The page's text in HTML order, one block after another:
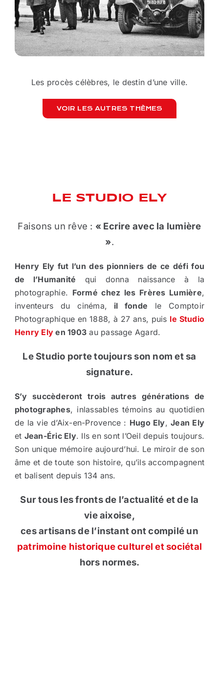
Les procès célèbres, le destin d’une ville.
VOIR LES AUTRES THÈMES
LE STUDIO ELY
Faisons un rêve : « Ecrire avec la lumière
».
Henry Ely fut l’un des pionniers de ce défi fou
de l’Humanité qui donna naissance à la
photographie. Formé chez les Frères Lumière,
inventeurs du cinéma, il fonde le Comptoir
Photographique en 1888, à 27 ans, puis le Studio
Henry Ely en 1903 au passage Agard.
Le Studio porte toujours son nom et sa
signature.
S’y succèderont trois autres générations de
photographes, inlassables témoins au quotidien
de la vie d’Aix-en-Provence : Hugo Ely,Jean Ely
et Jean-Éric Ely. Ils en sont l’Oeil depuis toujours.
Son unique mémoire aujourd’hui. Le miroir de son
âme et de toute son histoire, qu’ils accompagnent
et balisent depuis 134 ans.
Sur tous les fronts de l’actualité et de la
vie aixoise,
ces artisans de l’instant ont compilé un
patrimoine historique culturel et sociétal
hors normes.